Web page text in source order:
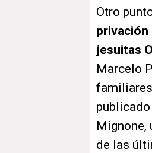
Otro
privación
jesuitas
Marcelo
de las